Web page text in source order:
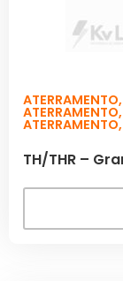
ATERRAMENTO,
ATERRAMENTO,
ATERRAMENTO,
TH/THR –